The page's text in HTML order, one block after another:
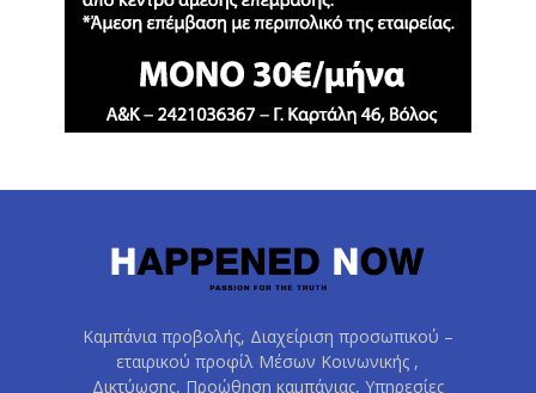
Καμπάνια προβολής, Διαχείριση προσωπικού –
εταιρικού προφίλ Μέσων Κοινωνικής ,
Δικτύωσης, Προώθηση καμπάνιας, Υπηρεσίες